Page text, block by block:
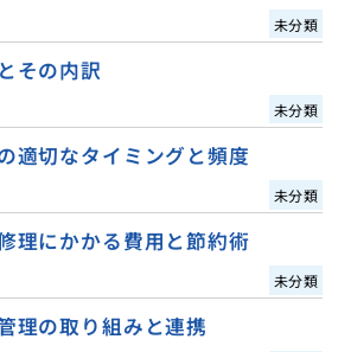
未分類
その内訳
未分類
適切なタイミングと頻度
未分類
理にかかる費用と節約術
未分類
理の取り組みと連携